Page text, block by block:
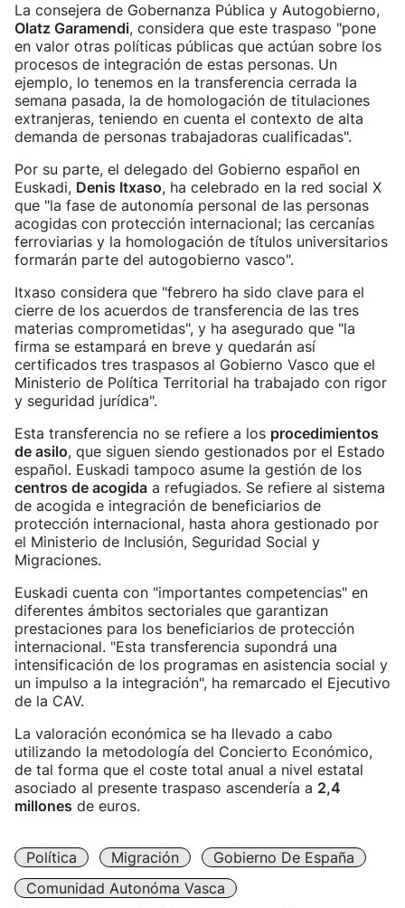
La consejera de Gobernanza Pública y Autogobierno,
Olatz Garamendi, considera que este traspaso "pone
en valor otras políticas públicas que actúan sobre los
procesos de integración de estas personas. Un
ejemplo, lo tenemos en la transferencia cerrada la
semana pasada, la de homologación de titulaciones
extranjeras, teniendo en cuenta el contexto de alta
demanda de personas trabajadoras cualificadas".
Por su parte, el delegado del Gobierno español en
Euskadi, Denis Itxaso, ha celebrado en la red social X
que "la fase de autonomía personal de las personas
acogidas con protección internacional; las cercanías
ferroviarias y la homologación de títulos universitarios
formarán parte del autogobierno vasco".
Itxaso considera que "febrero ha sido clave para el
cierre de los acuerdos de transferencia de las tres
materias comprometidas", y ha asegurado que "la
firma se estampará en breve y quedarán así
certificados tres traspasos al Gobierno Vasco que el
Ministerio de Política Territorial ha trabajado con rigor
y seguridad jurídica".
Esta transferencia no se refiere a los procedimientos
de asilo, que siguen siendo gestionados por el Estado
español. Euskadi tampoco asume la gestión de los
centros de acogida a refugiados. Se refiere al sistema
de acogida e integración de beneficiarios de
protección internacional, hasta ahora gestionado por
el Ministerio de Inclusión, Seguridad Social y
Migraciones.
Euskadi cuenta con "importantes competencias" en
diferentes ámbitos sectoriales que garantizan
prestaciones para los beneficiarios de protección
internacional. "Esta transferencia supondrá una
intensificación de los programas en asistencia social y
un impulso a la integración", ha remarcado el Ejecutivo
de la CAV.
La valoración económica se ha llevado a cabo
utilizando la metodología del Concierto Económico,
de tal forma que el coste total anual a nivel estatal
asociado al presente traspaso ascendería a 2,4
millones de euros.
Política Migración
Gobierno De España
Comunidad Autonóma Vasca